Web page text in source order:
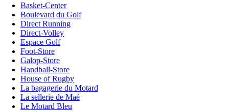
Basket-Center
Boulevard du Golf
Direct Running
Direct-Volley
Espace Golf
Foot-Store
Galop-Store
Handball-Store
House of Rugby
La bagagerie du Motard
La sellerie de Maé
Le Motard Bleu